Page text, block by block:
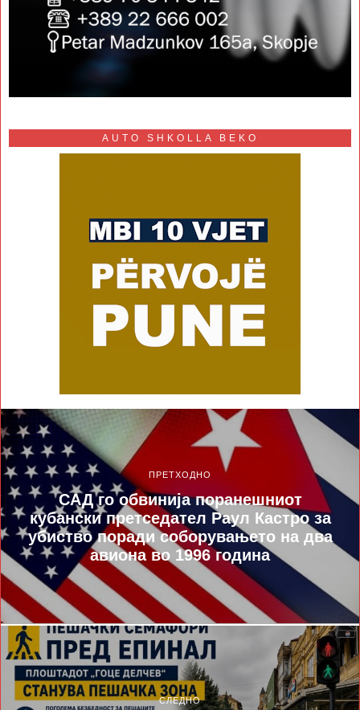
AUTO SHKOLLA BEKO
ПРЕТХОДНО
САД го обвинија поранешниот
кубански претседател Раул Кастро за
убиство поради соборувањето на два
авиона во 1996 година
СЛЕДНО